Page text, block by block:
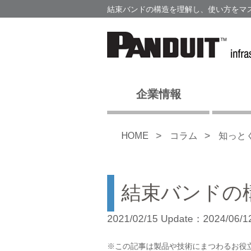
結束バンドの構造を理解し、使い方をマ
企業情報
HOME コラム 知っと
結束バンドの
2021/02/15 Update：2024/06/
※この記事は製品や技術にまつわるお役